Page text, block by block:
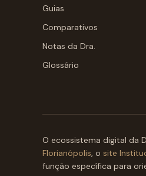
Guias
Comparativos
Notas da Dra.
Glossário
O ecossistema digital da
Florianópolis, o site
função específica para